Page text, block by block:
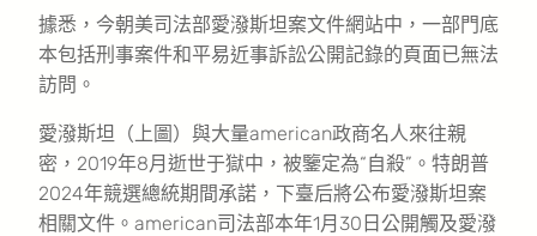
據悉，今朝美司法部愛潑斯坦案文件網站中，一部門底
本包括刑事案件和平易近事訴訟公開記錄的頁面已無法
訪問。
愛潑斯坦（上圖）與大量american政商名人來往親
密，2019年8月逝世于獄中，被鑒定為“自殺”。特朗普
2024年競選總統期間承諾，下臺后將公布愛潑斯坦案
相關文件。american司法部本年1月30日公開觸及愛潑